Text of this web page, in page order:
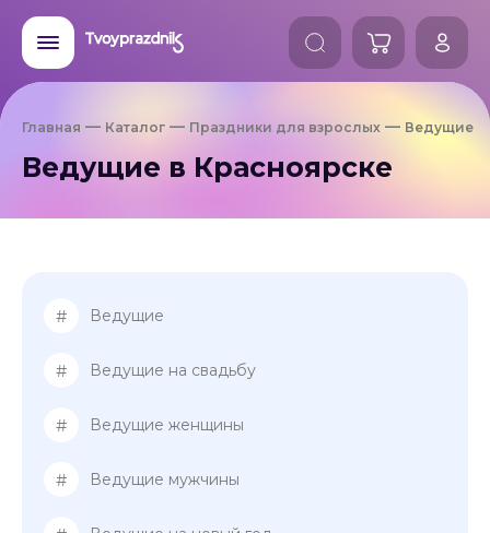
Главная Каталог Праздники для взрослых Ведущие
Ведущие в Красноярске
# Ведущие
# Ведущие на свадьбу
# Ведущие женщины
# Ведущие мужчины